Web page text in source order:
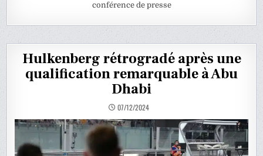
conférence de presse
Hulkenberg rétrogradé après une
qualification remarquable à Abu
Dhabi
07/12/2024